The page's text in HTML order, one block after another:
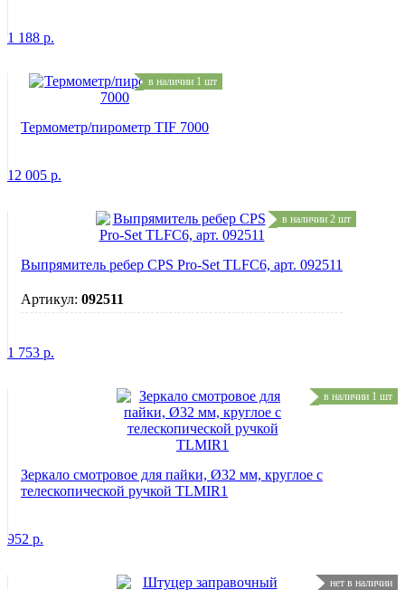
1 188 р.
в наличии 1 шт
Термометр/пирометр TIF 7000
12 005 р.
в наличии 2 шт
Выпрямитель ребер CPS Pro-Set TLFC6, арт. 092511
Артикул: 092511
1 753 р.
в наличии 1 шт
Зеркало смотровое для пайки, Ø32 мм, круглое с
телескопической ручкой TLMIR1
952 р.
нет в наличии